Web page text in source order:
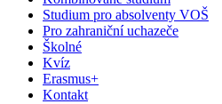
Studium pro absolventy VOŠ
Pro zahraniční uchazeče
Školné
Kvíz
Erasmus+
Kontakt